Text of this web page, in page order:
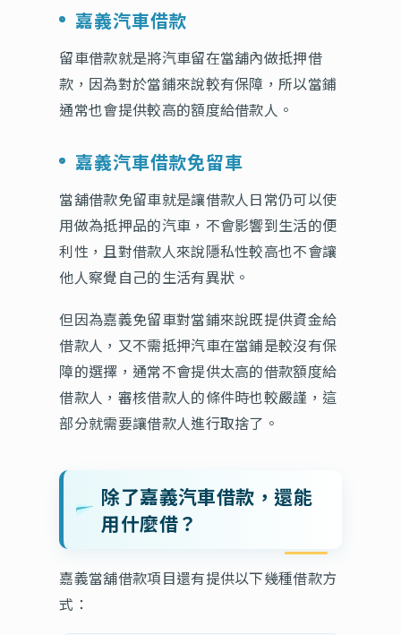
嘉義汽車借款
留車借款就是將汽車留在當舖內做抵押借
款，因為對於當鋪來說較有保障，所以當鋪
通常也會提供較高的額度給借款人。
嘉義汽車借款免留車
當舖借款免留車就是讓借款人日常仍可以使
用做為抵押品的汽車，不會影響到生活的便
利性，且對借款人來說隱私性較高也不會讓
他人察覺自己的生活有異狀。
但因為嘉義免留車對當鋪來說既提供資金給
借款人，又不需抵押汽車在當鋪是較沒有保
障的選擇，通常不會提供太高的借款額度給
借款人，審核借款人的條件時也較嚴謹，這
部分就需要讓借款人進行取捨了。
除了嘉義汽車借款，還能
用什麼借？
嘉義當舖借款項目還有提供以下幾種借款方
式：